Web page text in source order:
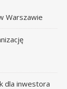
Warszawie
dla inwestora